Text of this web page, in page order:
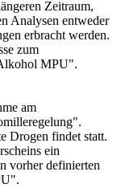
Zeitraum,
Analysen entweder
erbracht werden.
zum
MPU".
am
Drogen findet statt.
ein
vorher definierten